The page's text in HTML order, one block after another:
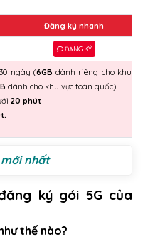
Đăng ký nhanh
ĐĂNG KÝ
30 ngày (6GB dành riêng cho khu
dành cho khu vực toàn quốc).
20 phút
nhất
ký gói 5G của
thế nào?